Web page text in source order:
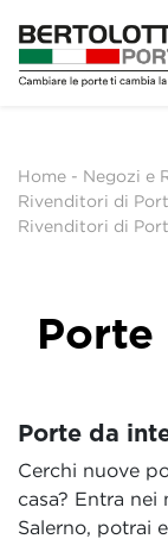
Home - Negozi e
Rivenditori di
Rivenditori di
Porte
Porte da
Cerchi nuove
casa? Entra
Salerno, potrai